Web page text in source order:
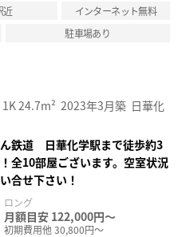
近
インターネット無料
駐車場あり
1K24.7m² 2023年3月築 日華化
鉄道 日華化学駅まで徒歩約3
全10部屋ございます。空室状況
合せ下さい！
ロング
月額目安 122,000円～
初期費用他 30,800円～